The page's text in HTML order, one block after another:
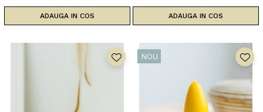
ADAUGA IN COS ADAUGA IN COS
NOU